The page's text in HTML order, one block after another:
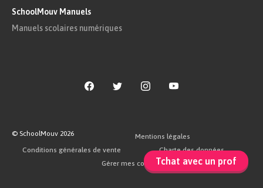
Tchat avec un prof
SchoolMouv Manuels
Manuels scolaires numériques
© SchoolMouv 2026
Mentions légales
Conditions générales de vente
Charte des données
Gérer mes cookies